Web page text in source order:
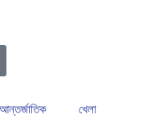
আন্তর্জাতিক খেলা